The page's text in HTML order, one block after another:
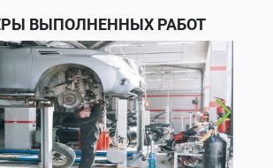
ВЫПОЛНЕННЫХ РАБОТ